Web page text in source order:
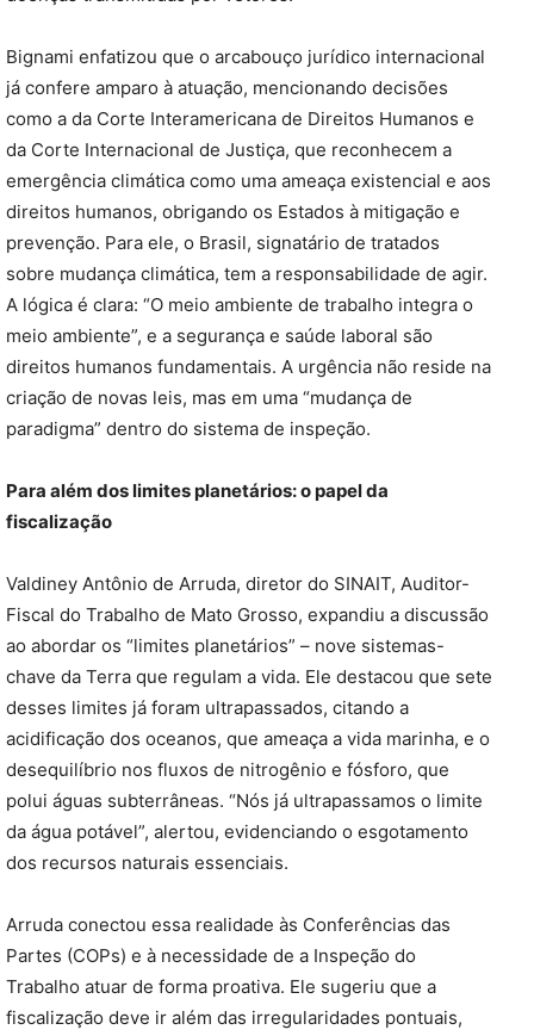
Bignami enfatizou que o arcabouço jurídico internacional
já confere amparo à atuação, mencionando decisões
como a da Corte Interamericana de Direitos Humanos e
da Corte Internacional de Justiça, que reconhecem a
emergência climática como uma ameaça existencial e aos
direitos humanos, obrigando os Estados à mitigação e
prevenção. Para ele, o Brasil, signatário de tratados
sobre mudança climática, tem a responsabilidade de agir.
A lógica é clara: “O meio ambiente de trabalho integra o
meio ambiente”, e a segurança e saúde laboral são
direitos humanos fundamentais. A urgência não reside na
criação de novas leis, mas em uma “mudança de
paradigma” dentro do sistema de inspeção.
Para além dos limites planetários: o papel da
fiscalização
Valdiney Antônio de Arruda, diretor do SINAIT, Auditor-
Fiscal do Trabalho de Mato Grosso, expandiu a discussão
ao abordar os “limites planetários” – nove sistemas-
chave da Terra que regulam a vida. Ele destacou que sete
desses limites já foram ultrapassados, citando a
acidificação dos oceanos, que ameaça a vida marinha, e o
desequilíbrio nos fluxos de nitrogênio e fósforo, que
polui águas subterrâneas. “Nós já ultrapassamos o limite
da água potável”, alertou, evidenciando o esgotamento
dos recursos naturais essenciais.
Arruda conectou essa realidade às Conferências das
Partes (COPs) e à necessidade de a Inspeção do
Trabalho atuar de forma proativa. Ele sugeriu que a
fiscalização deve ir além das irregularidades pontuais,